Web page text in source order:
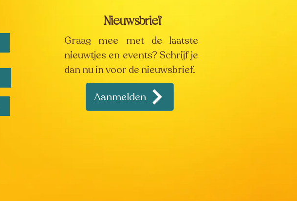
Nieuwsbrief
Graag mee met de laatste
nieuwtjes en events? Schrijf je
dan nu in voor de nieuwsbrief.
Aanmelden